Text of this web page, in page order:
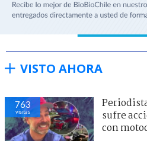
VISTO AHORA
763
visitas
sufre
con